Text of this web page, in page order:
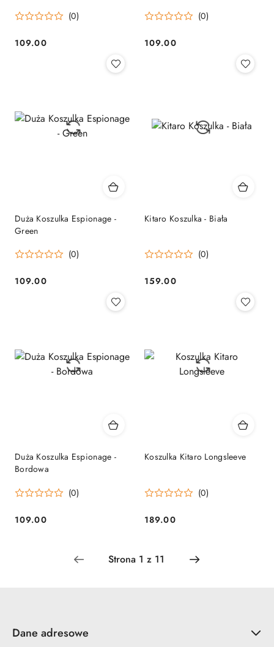
(0)
Cena:
109.00
(0)
Cena:
109.00
Duża Koszulka Espionage -
Green
(0)
Cena:
109.00
Kitaro Koszulka - Biała
(0)
Cena:
159.00
Duża Koszulka Espionage -
Bordowa
(0)
Cena:
109.00
Koszulka Kitaro Longsleeve
(0)
Cena:
189.00
Dane adresowe